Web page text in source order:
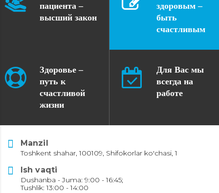
пациента –
высший закон
здоровым –
быть
счастливым
Здоровье –
путь к
счастливой
жизни
Для Вас мы
всегда на
работе
Manzil
Toshkent shahar, 100109, Shifokorlar ko'chasi, 1
Ish vaqti
Dushanba - Juma: 9:00 - 16:45;
Tushlik: 13:00 - 14:00